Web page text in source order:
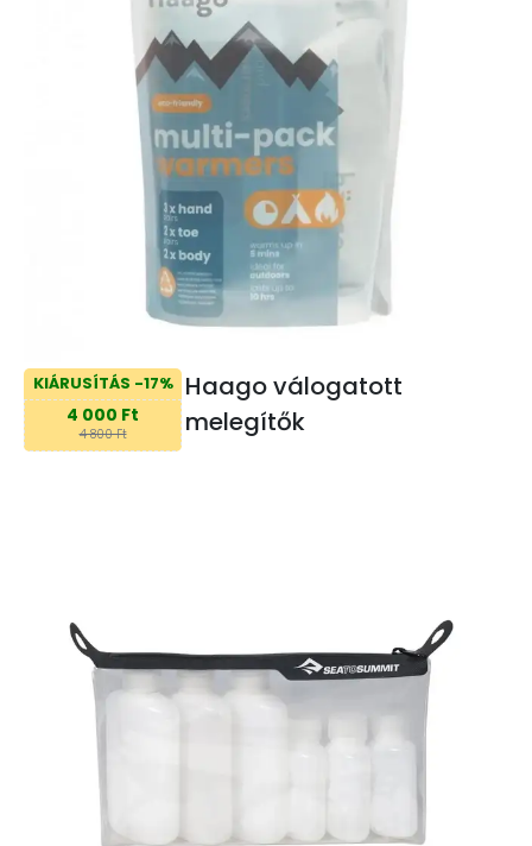
KIÁRUSÍTÁS -17%
4 000 Ft
4 800 Ft
Haago válogatott
melegítők